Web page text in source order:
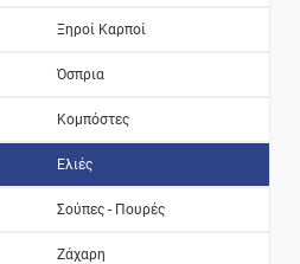
Ξηροί Καρποί
Όσπρια
Κομπόστες
Ελιές
Σούπες - Πουρές
Ζάχαρη